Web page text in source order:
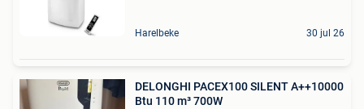
Harelbeke 30 jul 26
DELONGHI PACEX100 SILENT A++10000
Btu 110 m³ 700W